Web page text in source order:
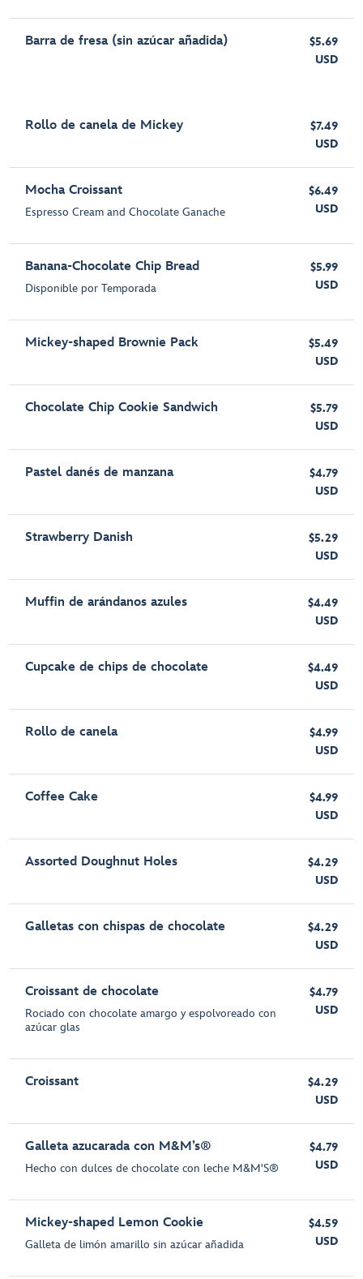
Barra de fresa (sin azúcar añadida)
$5.69
USD
Rollo de canela de Mickey
$7.49
USD
Mocha Croissant
Espresso Cream and Chocolate Ganache
$6.49
USD
Banana-Chocolate Chip Bread
Disponible por Temporada
$5.99
USD
Mickey-shaped Brownie Pack
$5.49
USD
Chocolate Chip Cookie Sandwich
$5.79
USD
Pastel danés de manzana
$4.79
USD
Strawberry Danish
$5.29
USD
Muffin de arándanos azules
$4.49
USD
Cupcake de chips de chocolate
$4.49
USD
Rollo de canela
$4.99
USD
Coffee Cake
$4.99
USD
Assorted Doughnut Holes
$4.29
USD
Galletas con chispas de chocolate
$4.29
USD
Croissant de chocolate
Rociado con chocolate amargo y espolvoreado con
azúcar glas
$4.79
USD
Croissant
$4.29
USD
Galleta azucarada con M&M’s®
Hecho con dulces de chocolate con leche M&M'S®
$4.79
USD
Mickey-shaped Lemon Cookie
Galleta de limón amarillo sin azúcar añadida
$4.59
USD